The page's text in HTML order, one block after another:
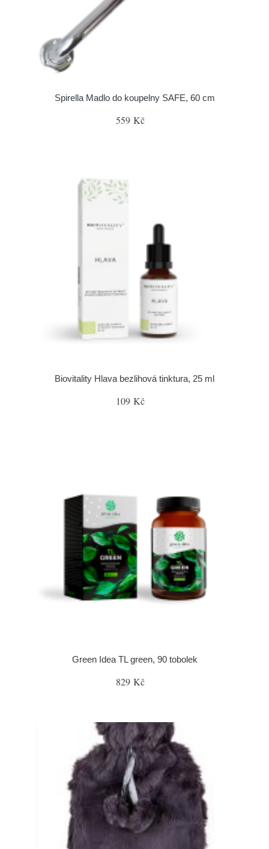
Spirella Madlo do koupelny SAFE, 60 cm
559 Kč
Biovitality Hlava bezlihová tinktura, 25 ml
109 Kč
Green Idea TL green, 90 tobolek
829 Kč